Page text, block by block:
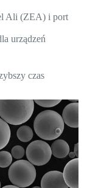
Ali (ZEA) i port
urządzeń
czas